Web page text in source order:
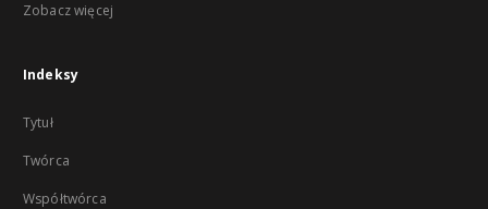
Zobacz więcej
Indeksy
Tytuł
Twórca
Współtwórca